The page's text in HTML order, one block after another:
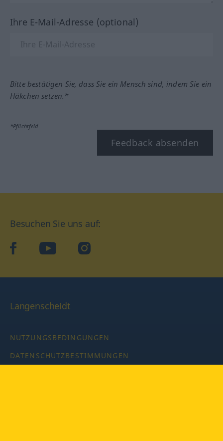
Ihre E-Mail-Adresse (optional)
Bitte bestätigen Sie, dass Sie ein Mensch sind, indem Sie ein
Häkchen setzen.*
*Pflichtfeld
Feedback absenden
Besuchen Sie uns auf:
facebookYouTube Instagram
Langenscheidt
NUTZUNGSBEDINGUNGEN
DATENSCHUTZBESTIMMUNGEN